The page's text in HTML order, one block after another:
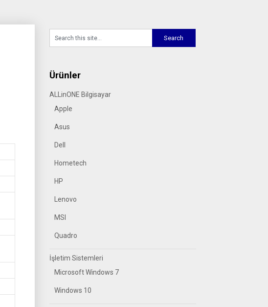
Ürünler
ALLinONE Bilgisayar
Apple
Asus
Dell
Hometech
HP
Lenovo
MSI
Quadro
İşletim Sistemleri
Microsoft Windows 7
Windows 10